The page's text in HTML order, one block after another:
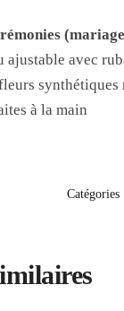
ajustable avec
synthétiques
à la main
Catégories